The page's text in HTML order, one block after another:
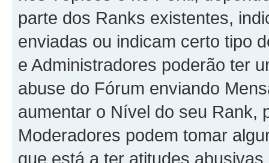
parte dos Ranks existentes,
enviadas ou indicam certo tipo
e Administradores poderão ter
abuse do Fórum enviando
aumentar o Nível do seu Rank,
Moderadores podem tomar
que está a ter atitudes abusivas.